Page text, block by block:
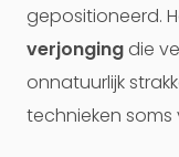
gepositioneerd.
verjongingdie
onnatuurlijk
technieken soms